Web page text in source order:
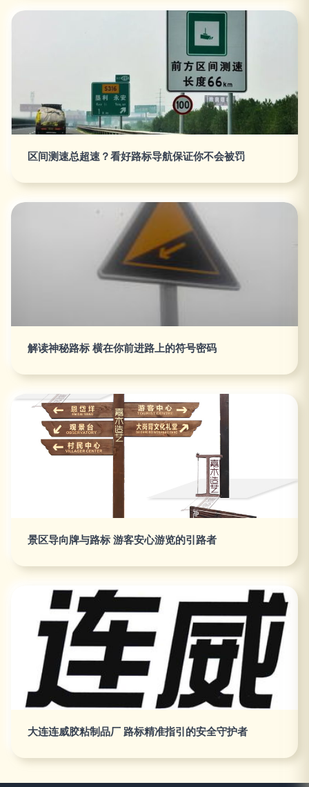
区间测速总超速？看好路标导航保证你不会被罚
解读神秘路标 横在你前进路上的符号密码
景区导向牌与路标 游客安心游览的引路者
大连连威胶粘制品厂 路标精准指引的安全守护者